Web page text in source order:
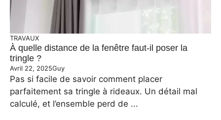
TRAVAUX
À quelle distance de la fenêtre faut-il poser la
tringle ?
Avril 22, 2025Guy
Pas si facile de savoir comment placer
parfaitement sa tringle à rideaux. Un détail mal
calculé, et l’ensemble perd de ...